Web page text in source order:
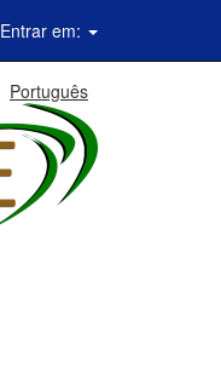
Entrar em:
Português